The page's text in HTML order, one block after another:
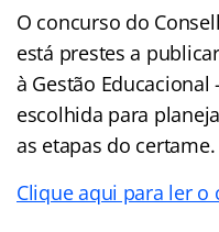
O concurso do
está prestes a
à Gestão Educacional
escolhida para
as etapas do certame.
Clique aqui para ler